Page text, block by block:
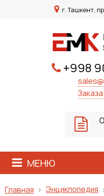
г. Ташкент,
+998
МЕНЮ
Главная Энциклопедия